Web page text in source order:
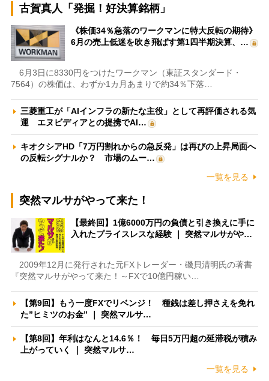
古賀真人「発掘！好決算銘柄」
《株価34％急落のワークマンに特大反転の期待》
6月の売上低迷を吹き飛ばす第1四半期決算、…
6月3日に8330円をつけたワークマン（東証スタンダード・
7564）の株価は、わずか1カ月あまりで約34％下落…
三菱重工が「AIインフラの新たな主役」として再評価される気
運 エヌビディアとの提携でAI…
キオクシアHD「7万円割れからの急反発」は再びの上昇局面へ
の反転シグナルか？ 市場のムー…
一覧を見る
突然マルサがやって来た！
【最終回】1億6000万円の負債と引き換えに手に
入れたプライスレスな経験 ｜ 突然マルサがや…
2009年12月に発行された元FXトレーダー・磯貝清明氏の著書
『突然マルサがやって来た！～FXで10億円稼い…
【第9回】もう一度FXでリベンジ！ 種銭は差し押さえを免れ
た”ヒミツのお金” ｜ 突然マルサ…
【第8回】年利はなんと14.6％！ 毎日5万円超の延滞税が積み
上がっていく ｜ 突然マルサ…
一覧を見る